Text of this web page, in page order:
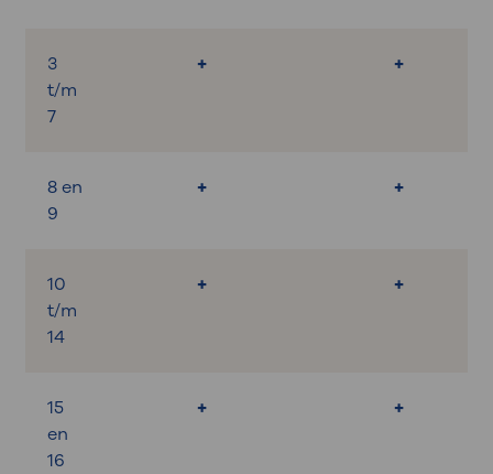
3
t/m
7
+ +
8 en
9
+ +
10
t/m
14
+ +
15
en
16
+ +